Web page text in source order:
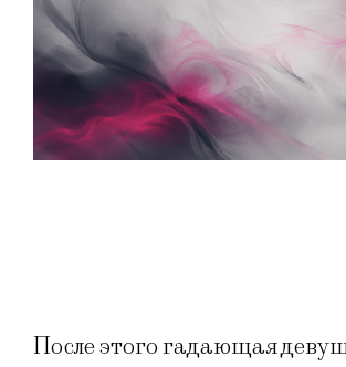
После этого гадающая